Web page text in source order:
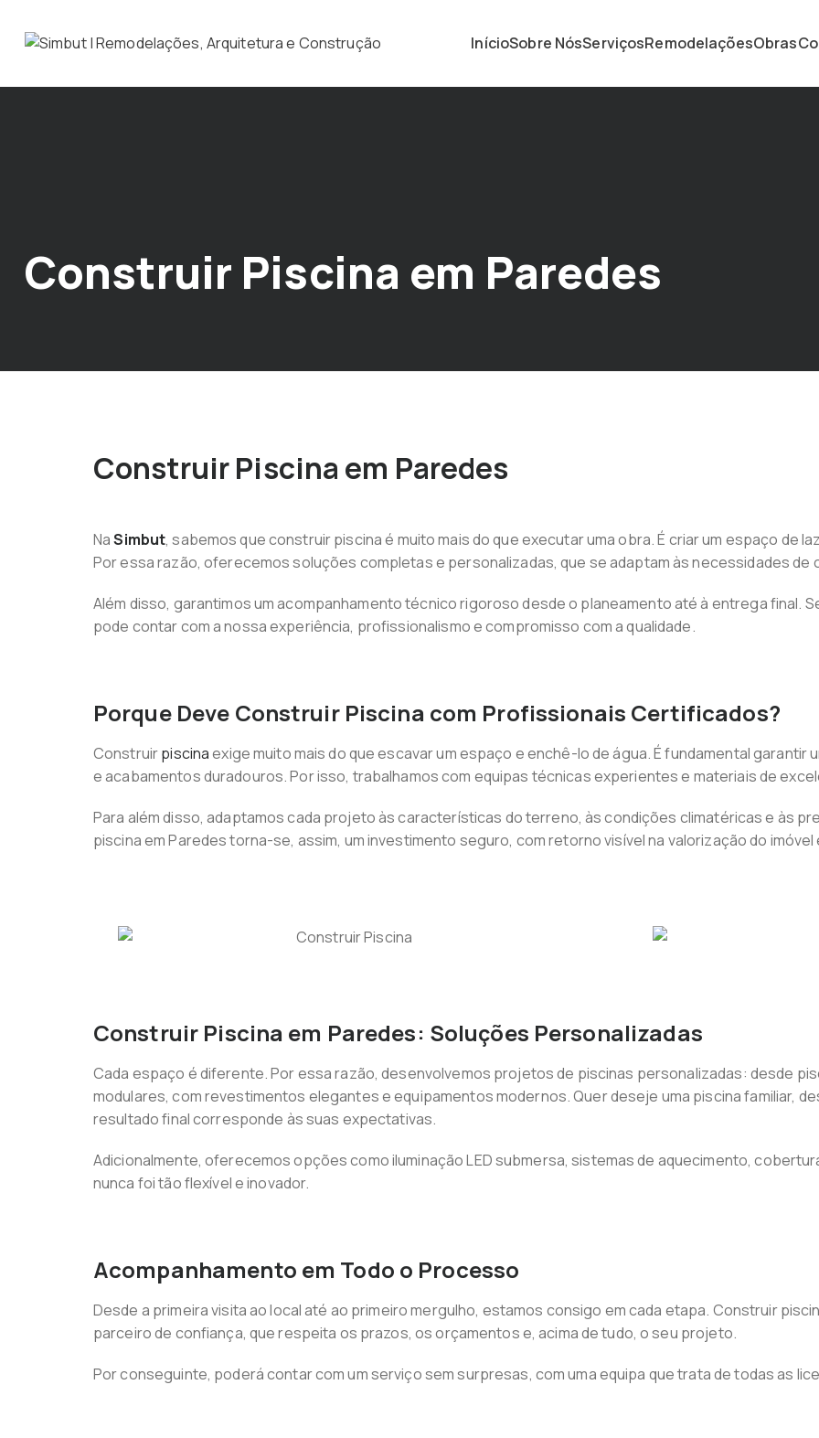
InícioSobre NósServiçosRemodelaçõesObras
Construir Piscina em Paredes
Construir Piscina em Paredes
NaSimbut, sabemos que construir piscina é muito mais do que executar uma obra. É criar um espaço de
Por essa razão, oferecemos soluções completas e personalizadas, que se adaptam às necessidades de
Além disso, garantimos um acompanhamento técnico rigoroso desde o planeamento até à entrega final.
pode contar com a nossa experiência, profissionalismo e compromisso com a qualidade.
Porque Deve Construir Piscina com Profissionais Certificados?
Construirpiscinaexige muito mais do que escavar um espaço e enchê-lo de água. É fundamental garantir
e acabamentos duradouros. Por isso, trabalhamos com equipas técnicas experientes e materiais de
Para além disso, adaptamos cada projeto às características do terreno, às condições climatéricas e às
piscina em Paredes torna-se, assim, um investimento seguro, com retorno visível na valorização do imóvel
Construir Piscina em Paredes: Soluções Personalizadas
Cada espaço é diferente. Por essa razão, desenvolvemos projetos de piscinas personalizadas: desde
modulares, com revestimentos elegantes e equipamentos modernos. Quer deseje uma piscina familiar,
resultado final corresponde às suas expectativas.
Adicionalmente, oferecemos opções como iluminação LED submersa, sistemas de aquecimento,
nunca foi tão flexível e inovador.
Acompanhamento em Todo o Processo
Desde a primeira visita ao local até ao primeiro mergulho, estamos consigo em cada etapa. Construir
parceiro de confiança, que respeita os prazos, os orçamentos e, acima de tudo, o seu projeto.
Por conseguinte, poderá contar com um serviço sem surpresas, com uma equipa que trata de todas as